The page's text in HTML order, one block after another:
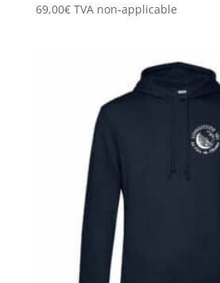
69,00€ TVA non-applicable